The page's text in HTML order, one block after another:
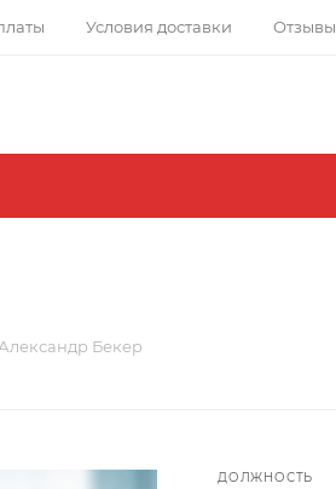
Условия доставки Отзывы
Александр Бекер
ДОЛЖНОСТЬ